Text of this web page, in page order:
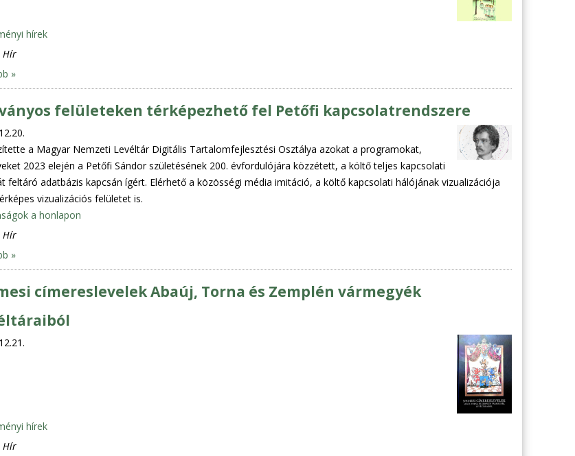
hírek
Hír
»
felületeken térképezhető fel Petőfi kapcsolatrendszere
a Magyar Nemzeti Levéltár Digitális Tartalomfejlesztési Osztálya azokat a programokat,
2023 elején a Petőfi Sándor születésének 200. évfordulójára közzétett, a költő teljes kapcsolati
feltáró adatbázis kapcsán ígért. Elérhető a közösségi média imitáció, a költő kapcsolati hálójának vizualizációja
vizualizációs felületet is.
a honlapon
Hír
»
címereslevelek Abaúj, Torna és Zemplén vármegyék
hírek
Hír